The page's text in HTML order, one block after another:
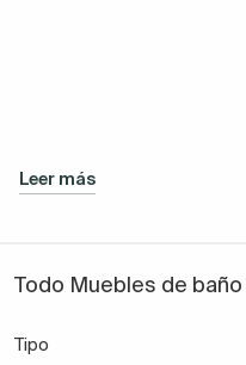
Leer más
Todo Muebles de baño
Tipo